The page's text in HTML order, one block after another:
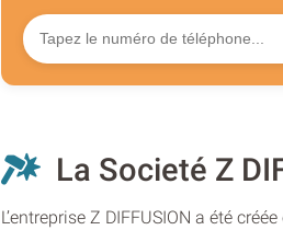
La Societé Z
L’entreprise Z DIFFUSION a été